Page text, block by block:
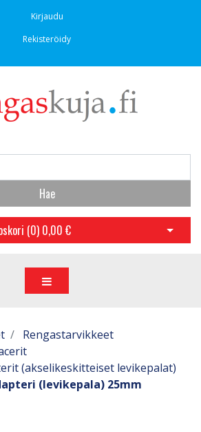
Kirjaudu
Rekisteröidy
Hae
(0) 0,00 € Avaa
Rengastarvikkeet
(akselikeskitteiset levikepalat)
(levikepala) 25mm